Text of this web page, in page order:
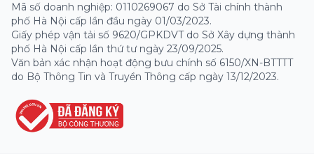
Mã số doanh nghiệp: 0110269067 do Sở Tài chính thành
phố Hà Nội cấp lần đầu ngày 01/03/2023.
Giấy phép vận tải số 9620/GPKDVT do Sở Xây dựng thành
phố Hà Nội cấp lần thứ tư ngày 23/09/2025.
Văn bản xác nhận hoạt động bưu chính số 6150/XN-BTTTT
do Bộ Thông Tin và Truyền Thông cấp ngày 13/12/2023.